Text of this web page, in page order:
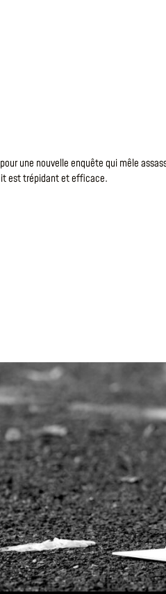
une nouvelle enquête qui mêle
est trépidant et efficace.